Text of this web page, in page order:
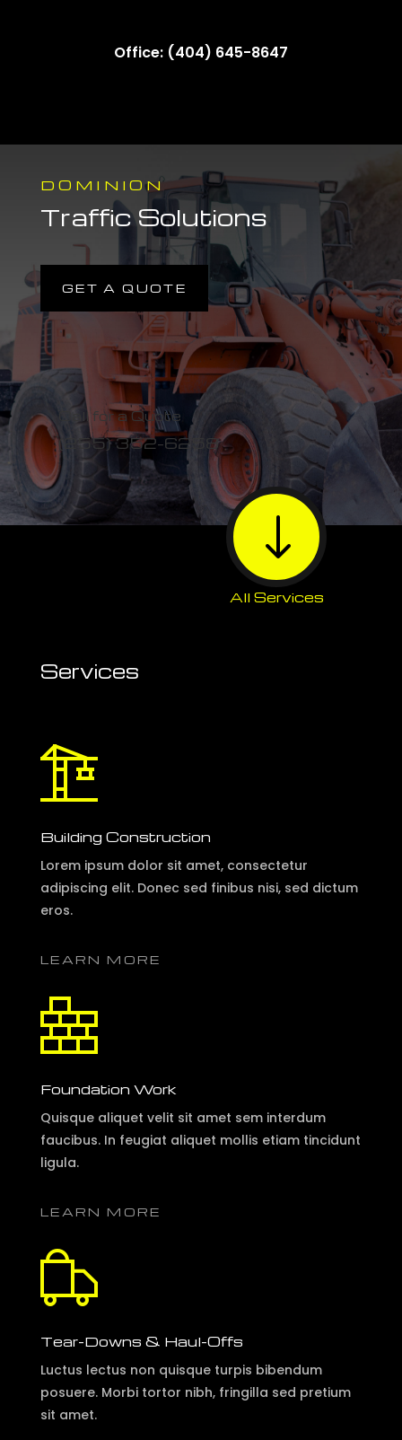
Office: (404) 645-8647
DOMINION
Traffic Solutions
GET A QUOTE
Call for a Quote
(255) 352-6258
"
All Services
Services
Building Construction
Lorem ipsum dolor sit amet, consectetur
adipiscing elit. Donec sed finibus nisi, sed dictum
eros.
LEARN MORE
Foundation Work
Quisque aliquet velit sit amet sem interdum
faucibus. In feugiat aliquet mollis etiam tincidunt
ligula.
LEARN MORE
Tear-Downs & Haul-Offs
Luctus lectus non quisque turpis bibendum
posuere. Morbi tortor nibh, fringilla sed pretium
sit amet.